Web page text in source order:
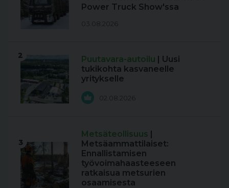
Power Truck Show'ssa
03.08.2026
2 Puutavara-autoilu | Uusi
tukikohta kasvaneelle
yritykselle
02.08.2026
3
Metsäteollisuus |
Metsäammattilaiset:
Ennallistamisen
työvoimahaasteeseen
ratkaisua metsurien
osaamisesta